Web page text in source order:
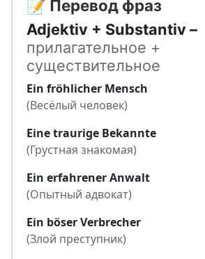
📝 Перевод фраз
Adjektiv + Substantiv –
прилагательное +
существительное
Ein fröhlicher Mensch
(Весёлый человек)
Eine traurige Bekannte
(Грустная знакомая)
Ein erfahrener Anwalt
(Опытный адвокат)
Ein böser Verbrecher
(Злой преступник)